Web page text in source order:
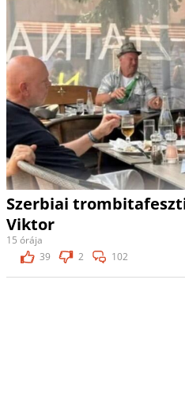
Szerbiai
Viktor
15 órája
39
2 102